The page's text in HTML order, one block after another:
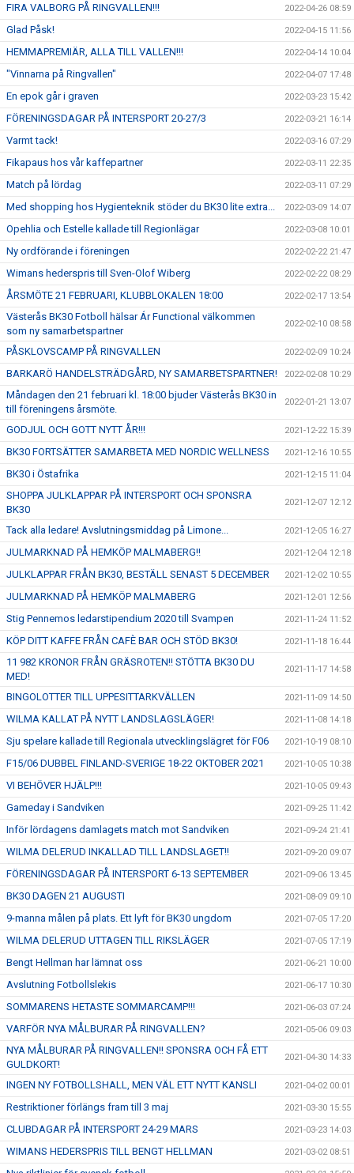
FIRA VALBORG PÅ RINGVALLEN!!! 2022-04-26 08:59
Glad Påsk! 2022-04-15 11:56
HEMMAPREMIÄR, ALLA TILL VALLEN!!! 2022-04-14 10:04
"Vinnarna på Ringvallen" 2022-04-07 17:48
En epok går i graven 2022-03-23 15:42
FÖRENINGSDAGAR PÅ INTERSPORT 20-27/3 2022-03-21 16:14
Varmt tack! 2022-03-16 07:29
Fikapaus hos vår kaffepartner 2022-03-11 22:35
Match på lördag 2022-03-11 07:29
Med shopping hos Hygienteknik stöder du BK30 lite extra... 2022-03-09 14:07
Opehlia och Estelle kallade till Regionlägar 2022-03-08 10:01
Ny ordförande i föreningen 2022-02-22 21:47
Wimans hederspris till Sven-Olof Wiberg 2022-02-22 08:29
ÅRSMÖTE 21 FEBRUARI, KLUBBLOKALEN 18:00 2022-02-17 13:54
Västerås BK30 Fotboll hälsar Ár Functional välkommen
som ny samarbetspartner
2022-02-10 08:58
PÅSKLOVSCAMP PÅ RINGVALLEN 2022-02-09 10:24
BARKARÖ HANDELSTRÄDGÅRD, NY SAMARBETSPARTNER! 2022-02-08 10:29
Måndagen den 21 februari kl. 18:00 bjuder Västerås BK30 in
till föreningens årsmöte.
2022-01-21 13:07
GODJUL OCH GOTT NYTT ÅR!!! 2021-12-22 15:39
BK30 FORTSÄTTER SAMARBETA MED NORDIC WELLNESS 2021-12-16 10:55
BK30 i Östafrika 2021-12-15 11:04
SHOPPA JULKLAPPAR PÅ INTERSPORT OCH SPONSRA
BK30
2021-12-07 12:12
Tack alla ledare! Avslutningsmiddag på Limone... 2021-12-05 16:27
JULMARKNAD PÅ HEMKÖP MALMABERG!! 2021-12-04 12:18
JULKLAPPAR FRÅN BK30, BESTÄLL SENAST 5 DECEMBER 2021-12-02 10:55
JULMARKNAD PÅ HEMKÖP MALMABERG 2021-12-01 12:56
Stig Pennemos ledarstipendium 2020 till Svampen 2021-11-24 11:52
KÖP DITT KAFFE FRÅN CAFÈ BAR OCH STÖD BK30! 2021-11-18 16:44
11 982 KRONOR FRÅN GRÄSROTEN!! STÖTTA BK30 DU
MED!
2021-11-17 14:58
BINGOLOTTER TILL UPPESITTARKVÄLLEN 2021-11-09 14:50
WILMA KALLAT PÅ NYTT LANDSLAGSLÄGER! 2021-11-08 14:18
Sju spelare kallade till Regionala utvecklingslägret för F06 2021-10-19 08:10
F15/06 DUBBEL FINLAND-SVERIGE 18-22 OKTOBER 2021 2021-10-05 10:38
VI BEHÖVER HJÄLP!!! 2021-10-05 09:43
Gameday i Sandviken 2021-09-25 11:42
Inför lördagens damlagets match mot Sandviken 2021-09-24 21:41
WILMA DELERUD INKALLAD TILL LANDSLAGET!! 2021-09-20 09:07
FÖRENINGSDAGAR PÅ INTERSPORT 6-13 SEPTEMBER 2021-09-06 13:45
BK30 DAGEN 21 AUGUSTI 2021-08-09 09:10
9-manna målen på plats. Ett lyft för BK30 ungdom 2021-07-05 17:20
WILMA DELERUD UTTAGEN TILL RIKSLÄGER 2021-07-05 17:19
Bengt Hellman har lämnat oss 2021-06-21 10:00
Avslutning Fotbollslekis 2021-06-17 10:30
SOMMARENS HETASTE SOMMARCAMP!!! 2021-06-03 07:24
VARFÖR NYA MÅLBURAR PÅ RINGVALLEN? 2021-05-06 09:03
NYA MÅLBURAR PÅ RINGVALLEN!! SPONSRA OCH FÅ ETT
GULDKORT!
2021-04-30 14:33
INGEN NY FOTBOLLSHALL, MEN VÄL ETT NYTT KANSLI 2021-04-02 00:01
Restriktioner förlängs fram till 3 maj 2021-03-30 15:55
CLUBDAGAR PÅ INTERSPORT 24-29 MARS 2021-03-23 14:03
WIMANS HEDERSPRIS TILL BENGT HELLMAN 2021-03-02 08:51